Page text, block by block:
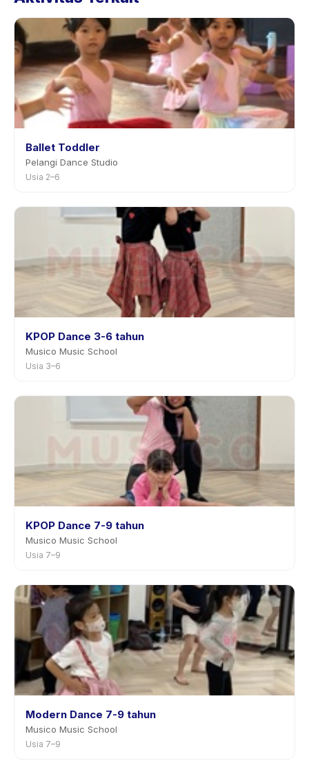
sebelumnya.
Ballet Toddler
Pelangi Dance Studio
Usia 2–6
KPOP Dance 3-6 tahun
Musico Music School
Usia 3–6
KPOP Dance 7-9 tahun
Musico Music School
Usia 7–9
Modern Dance 7-9 tahun
Musico Music School
Usia 7–9